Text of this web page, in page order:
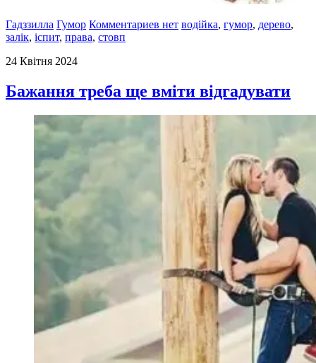
Гадззилла Гумор Комментариев нет водійка, гумор, дерево,
залік, іспит, права, стовп
24 Квітня 2024
Бажання треба ще вміти відгадувати